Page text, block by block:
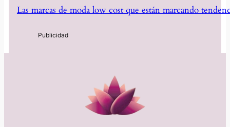
Las marcas de moda low cost que están marcando